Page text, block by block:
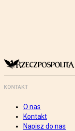
KONTAKT
O nas
Kontakt
Napisz do nas